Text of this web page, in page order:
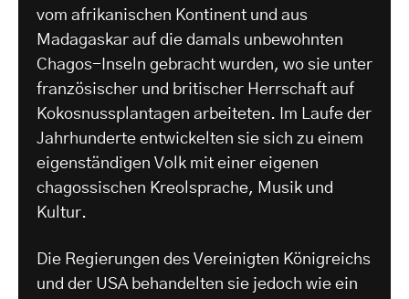
vom afrikanischen Kontinent und aus
Madagaskar auf die damals unbewohnten
Chagos-Inseln gebracht wurden, wo sie unter
französischer und britischer Herrschaft auf
Kokosnussplantagen arbeiteten. Im Laufe der
Jahrhunderte entwickelten sie sich zu einem
eigenständigen Volk mit einer eigenen
chagossischen Kreolsprache, Musik und
Kultur.
Die Regierungen des Vereinigten Königreichs
und der USA behandelten sie jedoch wie ein